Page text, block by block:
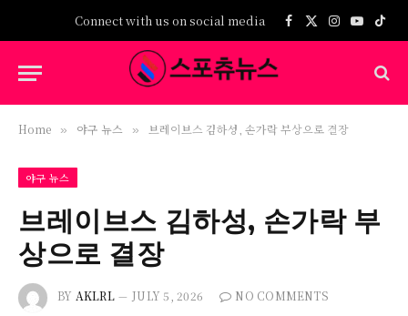
Connect with us on social media Facebook
X
Instagram
Home » 야구 뉴스 » 브레이브스 김하성, 손가락 부상으로 결장
야구 뉴스
브레이브스 김하성, 손가락 부
상으로 결장
BY AKLRL JULY 5, 2026
NO COMMENTS